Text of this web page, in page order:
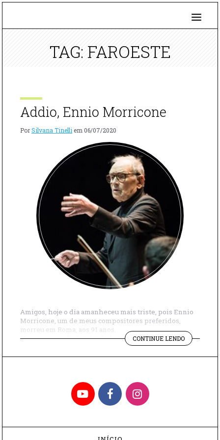
TAG: FAROESTE
Addio, Ennio Morricone
PorSilvana Tinelli em 06/07/2020
Amigos, hoje o dia amanheceu mais triste, pois Ennio
Morricone, um de meus compositores preferidos,
morreu em Roma, aos 91 anos.
Um comunicado divulgado hoje cedo informou que o
maestro italiano morreu “nas primeiras horas de 6 de
julho no conforto de sua família”. Segundo a nota, ele
CONTINUE LENDO"ADDIO,
ENNIO
YouTubeFacebookInstagram